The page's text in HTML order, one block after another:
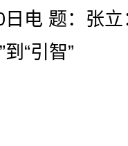
电 题：张立
“引智”